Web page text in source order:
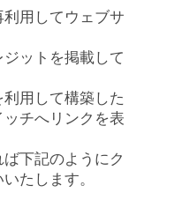
用してウェブサ
ットを掲載して
用して構築した
チへリンクを表
下記のようにク
たします。